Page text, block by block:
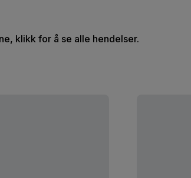
klikk for å se alle hendelser.